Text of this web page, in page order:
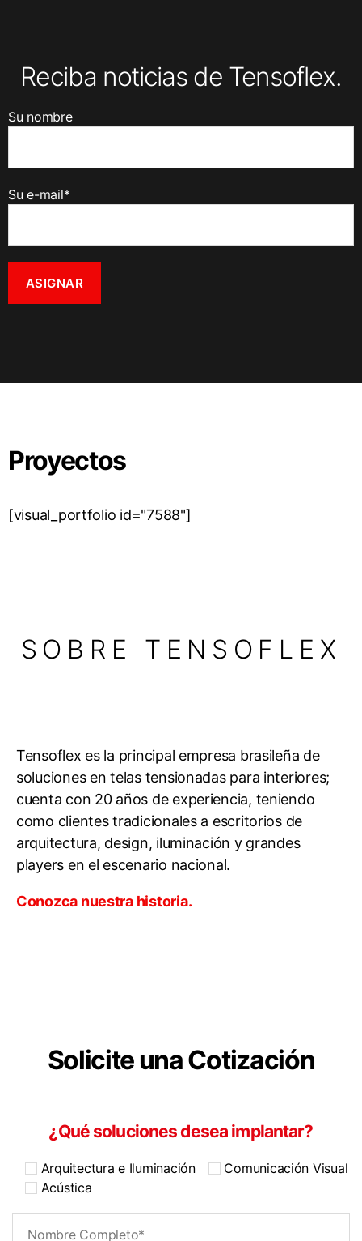
Reciba noticias de Tensoflex.
Su nombre
Su e-mail*
Proyectos
[visual_portfolio id="7588"]
SOBRE TENSOFLEX
Tensoflex es la principal empresa brasileña de
soluciones en telas tensionadas para interiores;
cuenta con 20 años de experiencia, teniendo
como clientes tradicionales a escritorios de
arquitectura, design, iluminación y grandes
players en el escenario nacional.
Conozca nuestra historia.
Solicite una Cotización
¿Qué soluciones desea implantar?
Arquitectura e Iluminación
Comunicación Visual
Acústica